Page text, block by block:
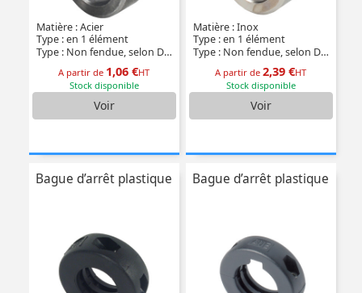
Matière : Acier
Type : en 1 élément
Type : Non fendue, selon DIN705
A partir de 1,06 €HT
Stock disponible
Voir
Matière : Inox
Type : en 1 élément
Type : Non fendue, selon DIN705
A partir de2,39 €HT
Stock disponible
Voir
Bague d’arrêt plastique Bague d’arrêt plastique